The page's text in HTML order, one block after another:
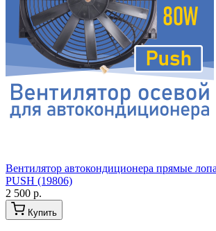
Вентилятор автокондиционера прямые
PUSH (19806)
2 500 р.
Купить